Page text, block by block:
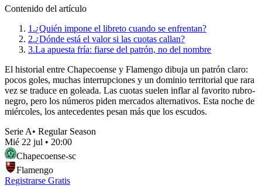
Contenido del artículo
1.¿Quién impone el libreto cuando se enfrentan?
2.¿Dónde está el valor si las cuotas callan?
3.La apuesta fría: fiarse del patrón, no del nombre
El historial entre Chapecoense y Flamengo dibuja un patrón claro:
pocos goles, muchas interrupciones y un dominio territorial que rara
vez se traduce en goleada. Las cuotas suelen inflar al favorito rubro-
negro, pero los números piden mercados alternativos. Esta noche de
miércoles, los antecedentes pesan más que los escudos.
Serie A• Regular Season
Mié 22 jul • 20:00
Chapecoense-sc
Flamengo
Registrarse Gratis